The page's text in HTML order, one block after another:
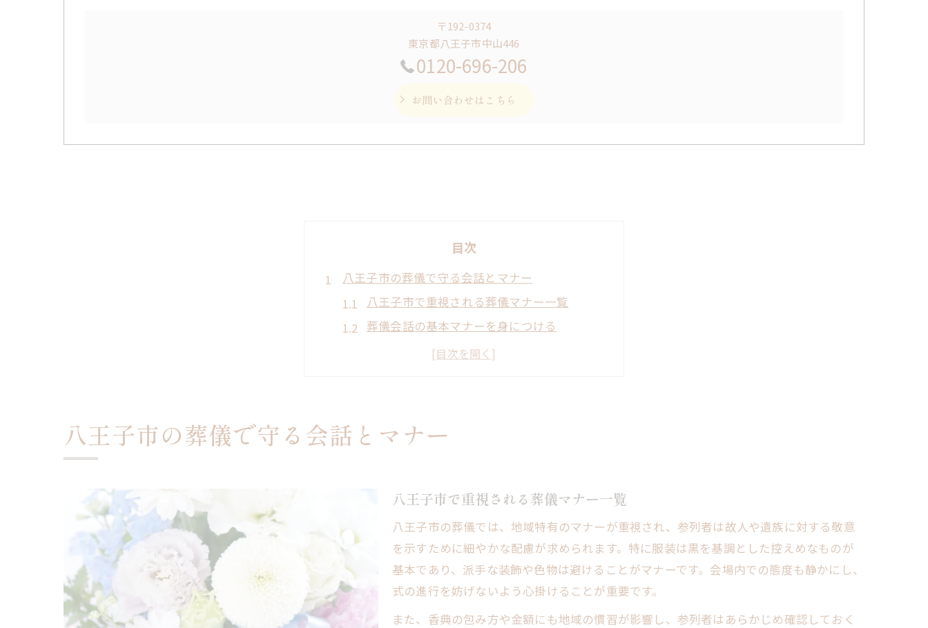
〒192-0374
東京都八王子市中山446
0120-696-206
お問い合わせはこちら
目次
八王子市の葬儀で守る会話とマナー
八王子市で重視される葬儀マナー一覧
葬儀会話の基本マナーを身につける
地域の伝統に沿った丁寧な会話術
弔事の言葉選びで失敗しない心得
葬儀マナーで避けるべき言葉比較表
失敗しないための会話マナーの秘訣
忌み言葉を避けるコツと注意点紹介
八王子市でよく使われる弔事例文集
遺族を思いやる葬儀のマナー実例集
遺族への配慮が伝わる会話例まとめ
葬儀マナーで大切な気遣いの実例
八王子市の葬儀で守る会話とマナー
八王子市で重視される葬儀マナー一覧
八王子市の葬儀では、地域特有のマナーが重視され、参列者は故人や遺族に対する敬意
を示すために細やかな配慮が求められます。特に服装は黒を基調とした控えめなものが
基本であり、派手な装飾や色物は避けることがマナーです。会場内での態度も静かにし、
式の進行を妨げないよう心掛けることが重要です。
また、香典の包み方や金額にも地域の慣習が影響し、参列者はあらかじめ確認しておく